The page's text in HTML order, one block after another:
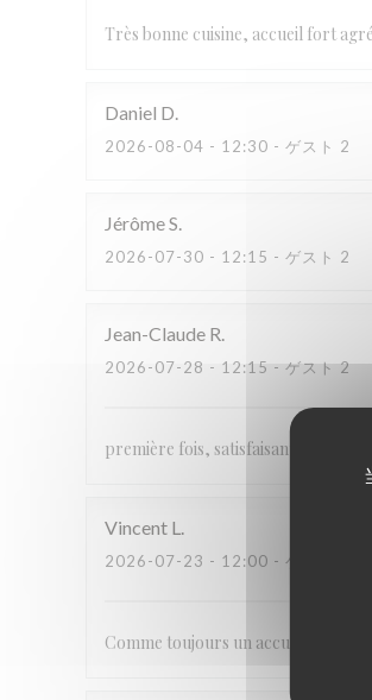
Très bonne cuisine, accueil fort
Daniel D
2026-08-04 - 12:30 - ゲスト 2
JérômeS
2026-07-30 - 12:15 - ゲスト 2
Jean-Claude R
2026-07-28 - 12:15 - ゲスト 2
première fois, satisfaisante!!
Vincent L
2026-07-23 - 12:00 - ゲスト 2
Comme toujours un accueil, des